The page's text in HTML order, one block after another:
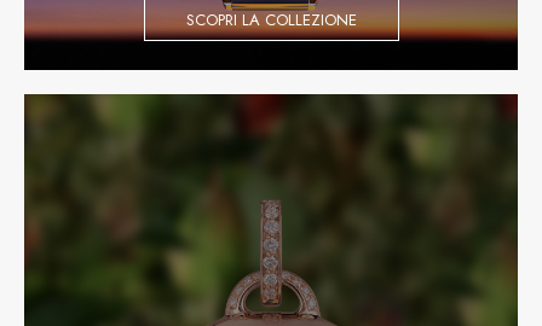
SCOPRI LA COLLEZIONE